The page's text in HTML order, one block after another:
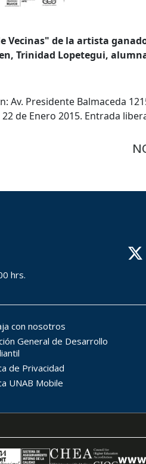
Vecinas" de la artista
Trinidad Lopetegui,
Av. Presidente Balmaceda
de Enero 2015. Entrada